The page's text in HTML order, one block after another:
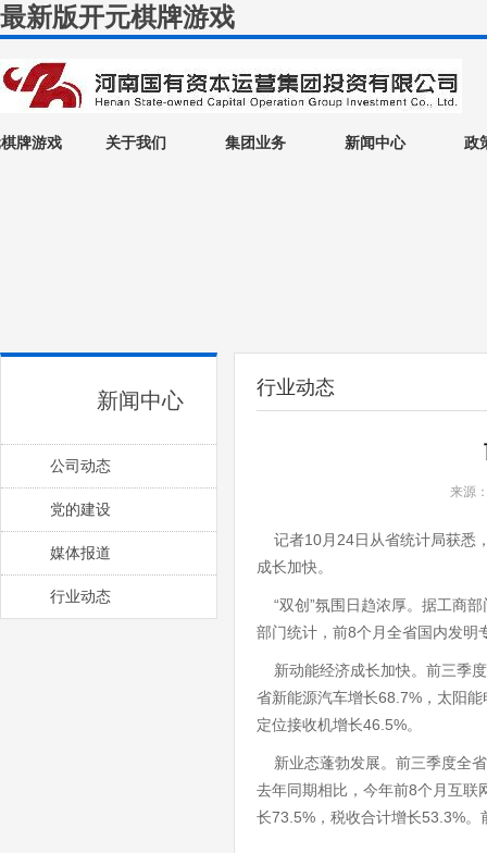
最新版开元棋牌游戏
牌游戏 关于我们 集团业务 新闻中心 政
新闻中心
公司动态
党的建设
媒体报道
行业动态
行业动态
来源
记者10月24日从省统计局获悉
成长加快。
“双创”氛围日趋浓厚。据工商
部门统计，前8个月全省国内发明
新动能经济成长加快。前三季
省新能源汽车增长68.7%，太阳
定位接收机增长46.5%。
新业态蓬勃发展。前三季度全
去年同期相比，今年前8个月互联
长73.5%，税收合计增长53.3%